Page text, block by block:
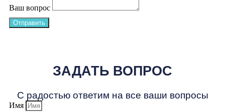
Ваш вопрос
Отправить
ЗАДАТЬ ВОПРОС
С радостью ответим на все ваши вопросы
Имя